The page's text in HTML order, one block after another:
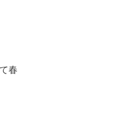
春